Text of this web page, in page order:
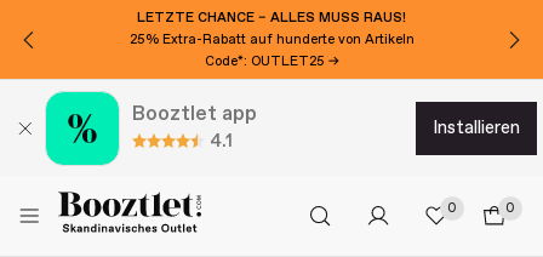
LETZTE CHANCE – ALLES MUSS RAUS!
25% Extra-Rabatt auf hunderte von Artikeln
Code*: OUTLET25 →
Booztlet app
4.1
installieren
0 0